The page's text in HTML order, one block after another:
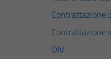
Contrattazione
Contrattazione
OIV